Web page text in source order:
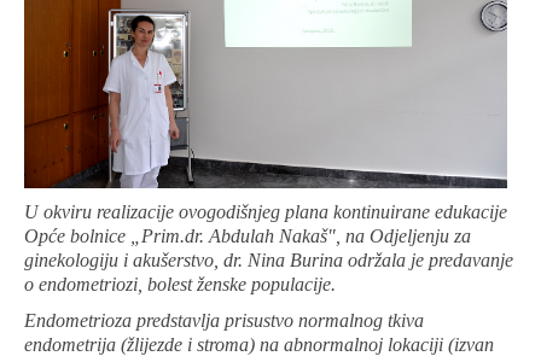
U okviru realizacije ovogodišnjeg plana kontinuirane edukacije
Opće bolnice „Prim.dr. Abdulah Nakaš", na Odjeljenju za
ginekologiju i akušerstvo, dr. Nina Burina održala je predavanje
o endometriozi, bolest ženske populacije.
Endometrioza predstavlja prisustvo normalnog tkiva
endometrija (žlijezde i stroma) na abnormalnoj lokaciji (izvan